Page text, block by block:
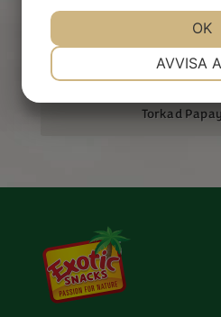
Torkad
MARKNADSFÖRING
AVVISA
OK